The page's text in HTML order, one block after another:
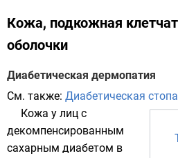
Кожа, подкожная
оболочки
Диабетическая дермопатия
См. также: Диабетическая стопа
Кожа у лиц с
декомпенсированным
сахарным диабетом в